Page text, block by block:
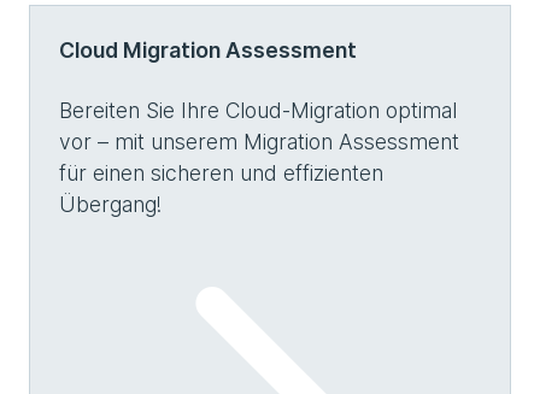
Cloud Migration Assessment
Bereiten Sie Ihre Cloud-Migration optimal
vor – mit unserem Migration Assessment
für einen sicheren und effizienten
Übergang!